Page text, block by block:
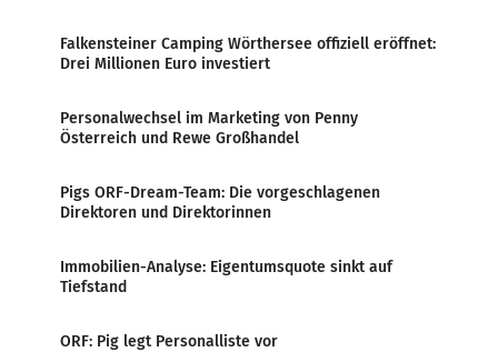
Falkensteiner Camping Wörthersee offiziell eröffnet:
Drei Millionen Euro investiert
Personalwechsel im Marketing von Penny
Österreich und Rewe Großhandel
Pigs ORF-Dream-Team: Die vorgeschlagenen
Direktoren und Direktorinnen
Immobilien-Analyse: Eigentumsquote sinkt auf
Tiefstand
ORF: Pig legt Personalliste vor